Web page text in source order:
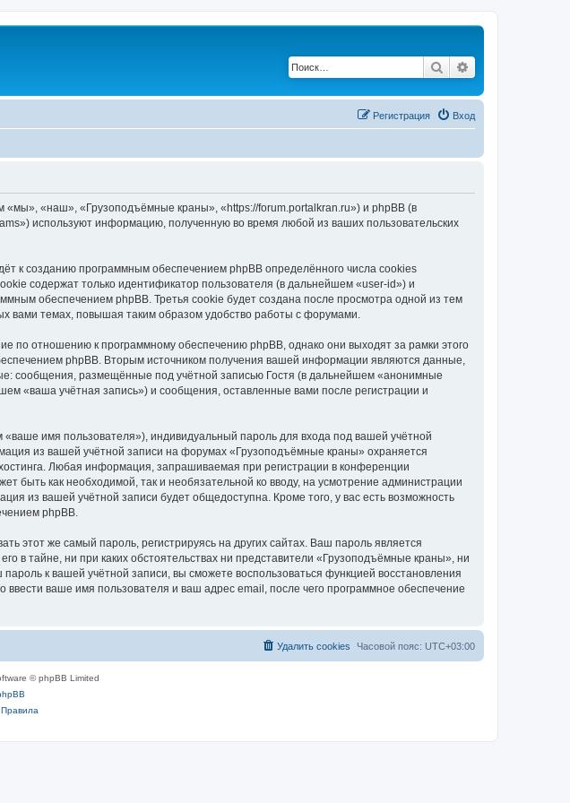
Поиск
Вход
Регистрация
«наш», «Грузоподъёмные краны», «https://forum.portalkran.ru») и phpBB (в
используют информацию, полученную во время любой из ваших пользовательских
к созданию программным обеспечением phpBB определённого числа cookies
содержат только идентификатор пользователя (в дальнейшем «user-id») и
обеспечением phpBB. Третья cookie будет создана после просмотра одной из тем
вами темах, повышая таким образом удобство работы с форумами.
отношению к программному обеспечению phpBB, однако они выходят за рамки этого
phpBB. Вторым источником получения вашей информации являются данные,
сообщения, размещённые под учётной записью Гостя (в дальнейшем «анонимные
«ваша учётная запись») и сообщения, оставленные вами после регистрации и
имя пользователя»), индивидуальный пароль для входа под вашей учётной
из вашей учётной записи на форумах «Грузоподъёмные краны» охраняется
Любая информация, запрашиваемая при регистрации в конференции
быть как необходимой, так и необязательной ко вводу, на усмотрение администрации
из вашей учётной записи будет общедоступна. Кроме того, у вас есть возможность
phpBB.
этот же самый пароль, регистрируясь на других сайтах. Ваш пароль является
в тайне, ни при каких обстоятельствах ни представители «Грузоподъёмные краны», ни
к вашей учётной записи, вы сможете воспользоваться функцией восстановления
ваше имя пользователя и ваш адрес email, после чего программное обеспечение
Часовой пояс: UTC+03:00
Удалить cookies
© phpBB Limited
Правила